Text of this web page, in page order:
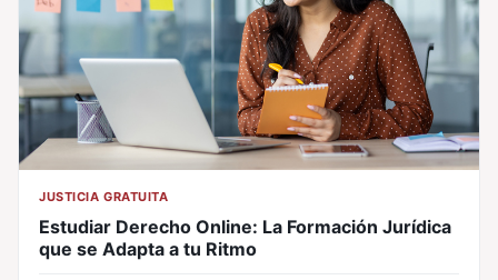
JUSTICIA GRATUITA
Estudiar Derecho Online: La Formación Jurídica
que se Adapta a tu Ritmo